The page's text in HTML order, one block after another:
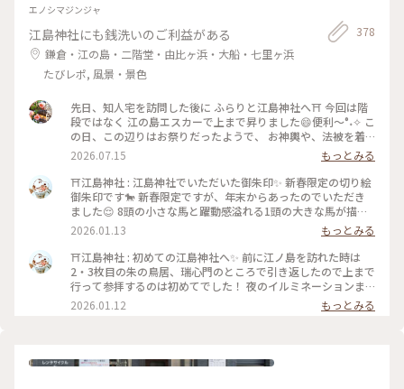
エノシマジンジャ
江島神社にも銭洗いのご利益がある
鎌倉・江の島・二階堂・由比ヶ浜・大船・七里ヶ浜
たびレポ, 風景・景色
378
先日、知人宅を訪問した後に ふらりと江島神社へ⛩️ 今回は階
段ではなく 江の島エスカーで上まで昇りました😄便利〜°˖✧ こ
の日、この辺りはお祭りだったようで、 お神輿や、法被を着
た方々がたくさんいました😊 これぞ日本の夏！という雰囲気
で 一緒にいた我が家にホームステイ中の留学生さんも とても
嬉しそうに眺めていました♪ ✴︎江の島エスカーは、昭和34年
（1959）に 国内初の屋外エスカレーターとして登場。 高低差
46ｍを4分ほどで上れるそうです。 4連で結ぶエスカレーター
の長さは全長106ｍ。 #江島神社 #江の島エスカー #鎌倉 #江ノ
電 #夏祭り #ひみつの絶景
2026.07.15
もっとみる
⛩️江島神社 : 江島神社でいただいた御朱印✨ 新春限定の切り絵
御朱印です🐎 新春限定ですが、年末からあったのでいただき
ました😌 8頭の小さな馬と躍動感溢れる1頭の大きな馬が描か
れていて縁起が良さそうです🌟 天へと駆け上っていくような
イメージを受けたので、写真も海から天に駆け上がっていくよ
うに撮ってみました📷 : 繊細さと素敵さが比例した御朱印だっ
たので、江の島では強風すぎて危険と思い写真は初詣の時に訪
れた葉山で撮っています😊 私も運気上昇、上へ上へと駆け上
がっていけるような1年にしていきたいです🐎 : 4枚目は、中津
宮と奥津宮。 エスカーで移動もラクでした🎵 5枚目はパワース
2025.12.29 Mon. : #開運旅 #神社 #神社巡り #切り絵御朱印 #
2026.01.13
もっとみる
⛩️江島神社 : 初めての江島神社へ✨ 前に江ノ島を訪れた時は
2・3枚目の朱の鳥居、瑞心門のところで引き返したので上まで
行って参拝するのは初めてでした！ 夜のイルミネーションま
で1日散策を予定していたので、事前に江の島1day+ナイトと
いうチケットを買って行きました🎫 ⋆江の島エスカー ⋆江の島
トのおかげでエスカレーターでラクに移動できました🎵 : 日本
2026.01.12 もっとみる